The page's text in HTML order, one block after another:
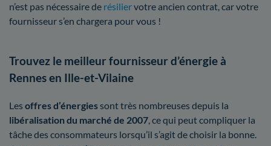
n’est pas nécessaire de résiliervotre ancien contrat, car votre
fournisseur s’en chargera pour vous !
Trouvez le meilleur fournisseur d’énergie à
Rennes en Ille-et-Vilaine
Les offres d’énergiessont très nombreuses depuis la
libéralisation du marché de 2007 , ce qui peut compliquer la
tâche des consommateurs lorsqu’il s’agit de choisir la bonne.